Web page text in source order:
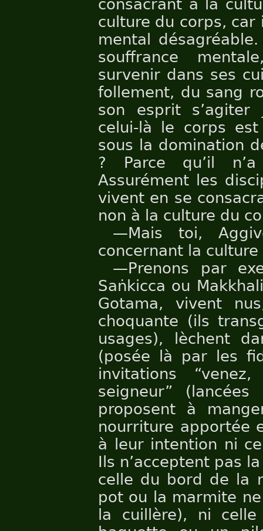
consacrant à la
culture du corps, car
mental
souffrance
survenir dans ses
follement, du sang
son esprit s’agiter
celui-là le corps
sous la domination
? Parce qu’il
Assurément les
vivent en se
non à la culture du
—Mais toi,
concernant la culture
—Prenons par
Saṅkicca ou
Gotama, vivent
choquante (ils
usages), lèchent
(posée là par les
invitations
seigneur”
proposent à
nourriture apportée
à leur intention ni
Ils n’acceptent pas
celle du bord de la
pot ou la marmite
la cuillère), ni